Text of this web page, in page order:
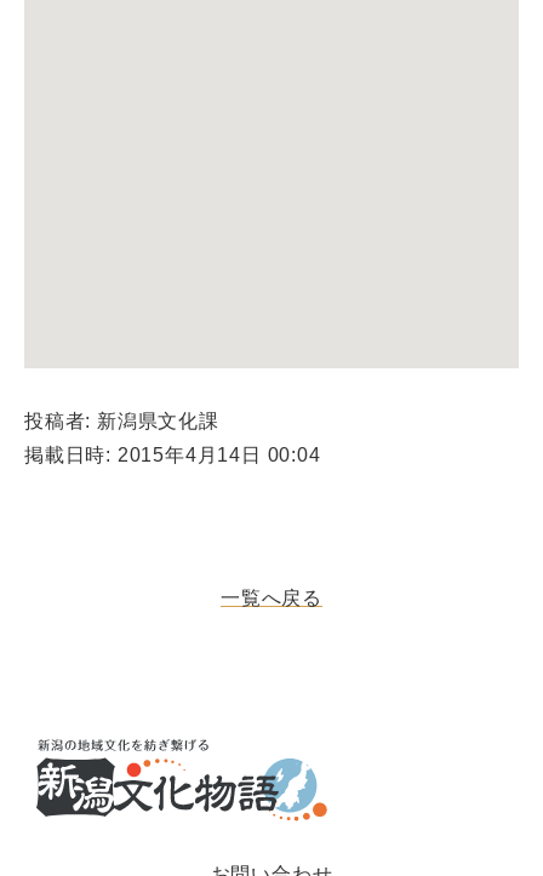
投稿者: 新潟県文化課
掲載日時: 2015年4月14日 00:04
一覧へ戻る